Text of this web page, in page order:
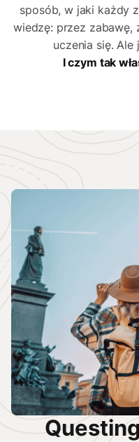
sposób, w jaki każdy
wiedzę: przez zabawę,
uczenia się. Ale
I czym tak